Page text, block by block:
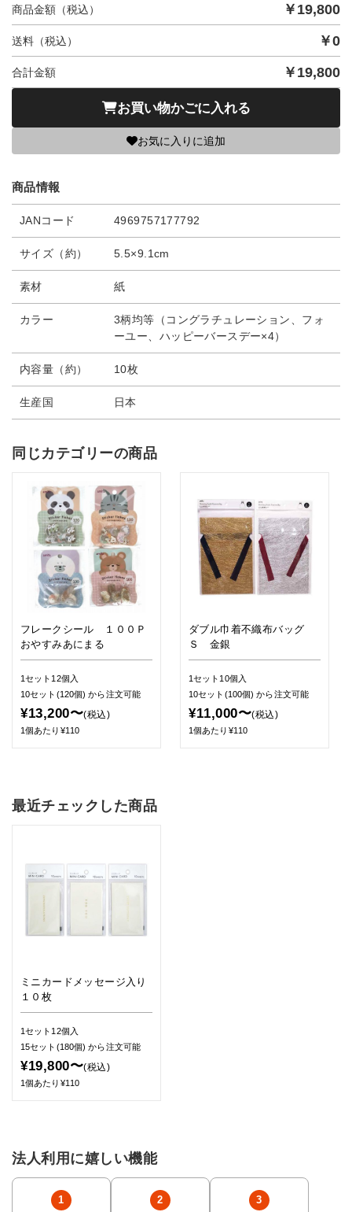
商品金額（税込） ￥ 19,800
送料（税込） ￥0
合計金額 ￥ 19,800
お買い物かごに入れる
お気に入りに追加
商品情報
JANコード 4969757177792
サイズ（約） 5.5×9.1cm
素材 紙
カラー
3柄均等（コングラチュレーション、フォ
ーユー、ハッピーバースデー×4）
内容量（約） 10枚
生産国 日本
同じカテゴリーの商品
フレークシール １００Ｐ
おやすみあにまる
1セット12個入
10セット(120個)から注文可能
¥13,200〜(税込)
1個あたり¥110
ダブル巾着不織布バッグ
Ｓ 金銀
1セット10個入
10セット(100個)から注文可能
¥11,000〜(税込)
1個あたり¥110
最近チェックした商品
ミニカードメッセージ入り
１０枚
1セット12個入
15セット(180個)から注文可能
¥19,800〜(税込)
1個あたり¥110
法人利用に嬉しい機能